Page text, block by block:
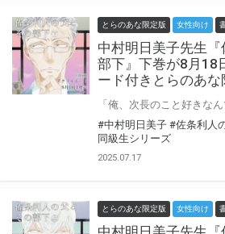
とらのあな限定版 女性向け
中村明日美子先生
部下』下巻が8月18
ード付きとらのあ
#中村明日美子 #佐条利人
同級生シリーズ
2025.07.17
とらのあな限定版 女性向け